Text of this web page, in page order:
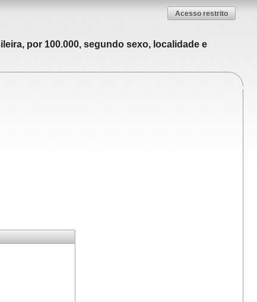
Acesso restrito
por 100.000, segundo sexo, localidade e